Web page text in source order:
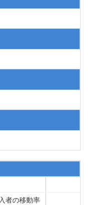
者の移動率